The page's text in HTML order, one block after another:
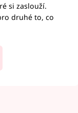
si zaslouží.
druhé to, co